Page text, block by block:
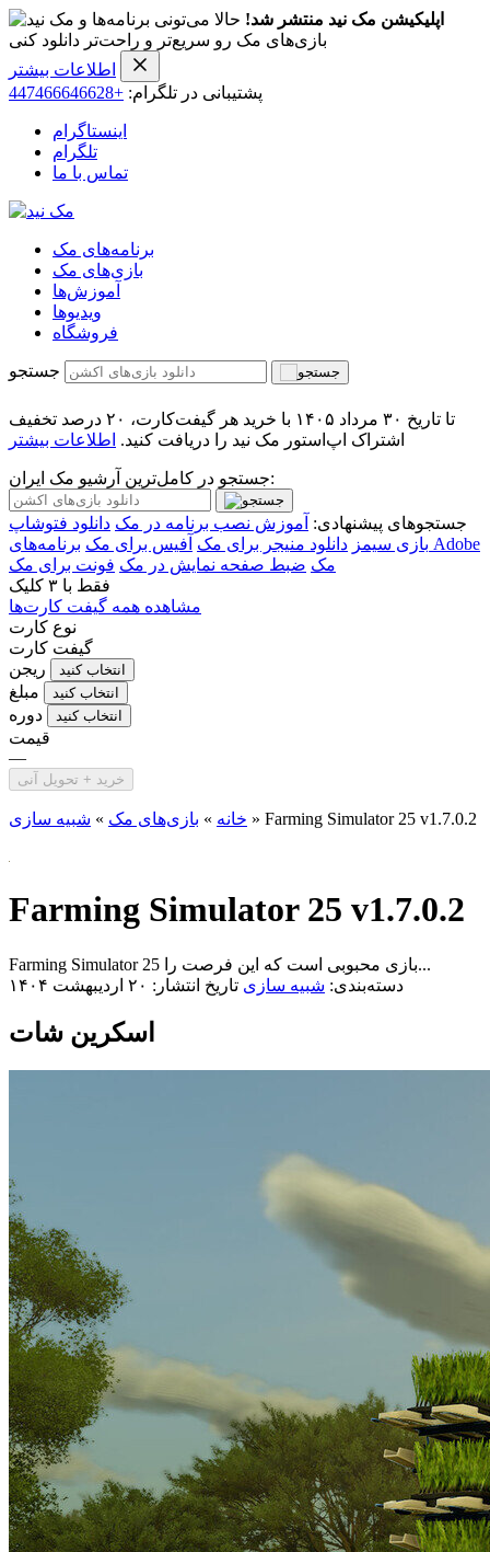
اپلیکیشن مک نید منتشر شد! حالا می‌تونی برنامه‌ها و
بازی‌های مک رو سریع‌تر و راحت‌تر دانلود کنی
اطلاعات بیشتر
پشتیبانی در تلگرام: +447466646628
اینستاگرام
تلگرام
تماس با ما
برنامه‌های مک
بازی‌های مک
آموزش‌ها
ویدیو‌ها
فروشگاه
جستجو
تا تاریخ ۳۰ مرداد ۱۴۰۵ با خرید هر گیفت‌کارت، ۲۰ درصد تخفیف
اشتراک اپ‌استور مک نید را دریافت کنید. اطلاعات بیشتر
جستجو در کامل‌ترین آرشیو مک ایران:
جستجوهای پیشنهادی: آموزش نصب برنامه در مک دانلود فتوشاپ
بازی سیمز دانلود منیجر برای مک آفیس برای مک برنامه‌های Adobe
مک ضبط صفحه نمایش در مک فونت برای مک
فقط با ۳ کلیک
مشاهده همه گیفت کارت‌ها
نوع کارت
گیفت کارت
ریجن
انتخاب کنید
مبلغ انتخاب کنید
دوره انتخاب کنید
قیمت
—
خرید + تحویل آنی
خانه » بازی‌های مک » شبیه سازی » Farming Simulator 25 v1.7.0.2
Farming Simulator 25 v1.7.0.2
Farming Simulator 25 بازی محبوبی است که این فرصت را...
دسته‌بندی: شبیه سازی تاریخ انتشار: ۲۰ اردیبهشت ۱۴۰۴
اسکرین شات